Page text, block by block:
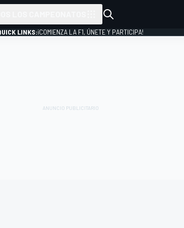
LINKS:¡COMIENZA LA F1, ÚNETE Y PARTICIPA!